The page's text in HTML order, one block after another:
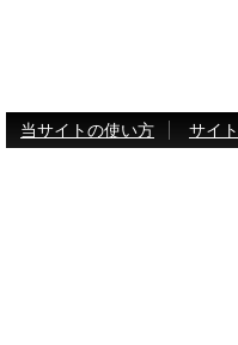
当サイトの使い方 サイ